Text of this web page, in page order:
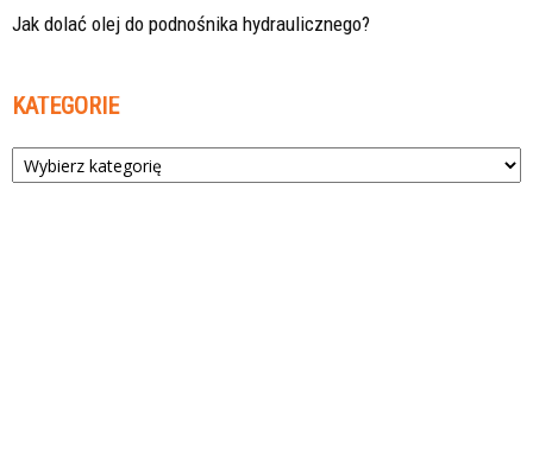
Jak dolać olej do podnośnika hydraulicznego?
KATEGORIE
Kategorie